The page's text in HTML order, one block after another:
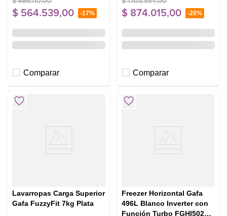
$ 564.539,00 -17%
Comparar
$ 874.015,00 -20%
Comparar
Lavarropas Carga Superior
Gafa FuzzyFit 7kg Plata
Freezer Horizontal Gafa
496L Blanco Inverter con
Función Turbo FGHI502B-